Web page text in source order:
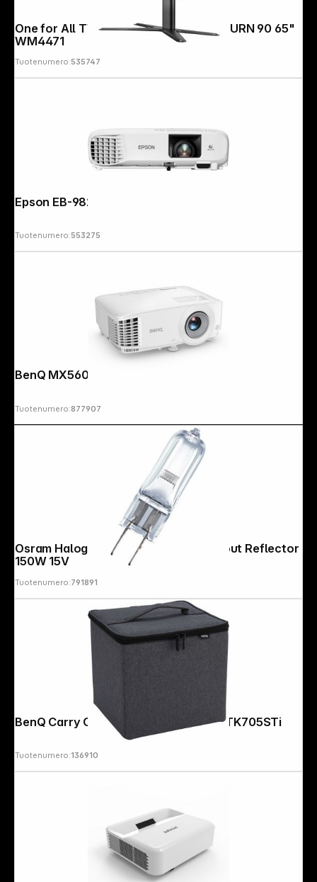
One for All TV Stand TableTop Solid TURN 90 65"
WM4471
Tuotenumero:535747
Epson EB-982W
Tuotenumero:553275
BenQ MX560
Tuotenumero:877907
Osram Halogen HLX Lamp G6.35 without Reflector
150W 15V
Tuotenumero:791891
BenQ Carry Case for GP520, TK705i, TK705STi
Tuotenumero:136910